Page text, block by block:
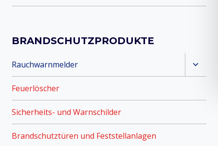
BRANDSCHUTZPRODUKTE
Rauchwarnmelder
Feuerlöscher
Sicherheits- und Warnschilder
Brandschutztüren und Feststellanlagen